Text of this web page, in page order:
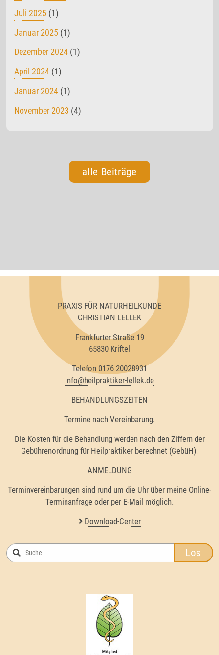
Juli 2025 (1)
Januar 2025 (1)
Dezember 2024(1)
April 2024(1)
Januar 2024(1)
November 2023 (4)
alle Beiträge
PRAXIS FÜR NATURHEILKUNDE
CHRISTIAN LELLEK
Frankfurter Straße 19
65830 Kriftel
Telefon 0176 20028931
info@heilpraktiker-lellek.de
BEHANDLUNGSZEITEN
Termine nach Vereinbarung.
Die Kosten für die Behandlung werden nach den Ziffern der
Gebührenordnung für Heilpraktiker berechnet (GebüH).
ANMELDUNG
Terminvereinbarungen sind rund um die Uhr über meine Online-
Terminanfrage oder per E-Mail möglich.
Download-Center
Los